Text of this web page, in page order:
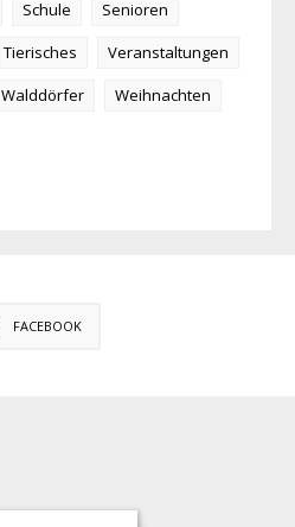
Schule
Senioren
Tierisches
Veranstaltungen
Walddörfer
Weihnachten
FACEBOOK